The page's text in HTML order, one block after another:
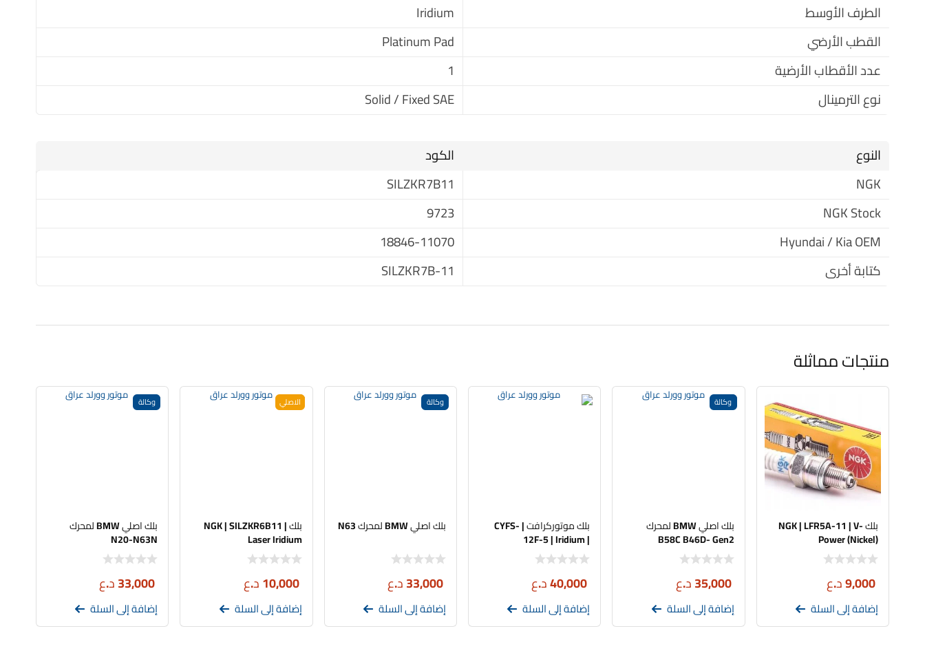
الطرف الأوسط
Iridium
القطب الأرضي
Platinum Pad
عدد الأقطاب الأرضية
1
نوع الترمينال
Solid / Fixed SAE
النوع
الكود
NGK
SILZKR7B11
NGK Stock
9723
Hyundai / Kia OEM
18846-11070
كتابة أخرى
SILZKR7B-11
منتجات مماثلة
بلك NGK | LFR5A-11 | V-
Power (Nickel)
9,000د.ع
إضافة إلى السلة
وكالة
بلك اصلي BMW لمحرك
B58C B46D- Gen2
35,000د.ع
إضافة إلى السلة
بلك موتوركرافت | CYFS-
12F-5 | Iridium |
سيت اربع قطع
40,000د.ع
إضافة إلى السلة
وكالة
بلك اصلي BMW لمحرك N63
33,000د.ع
إضافة إلى السلة
الاصلي
بلك NGK | SILZKR6B11 |
Laser Iridium
10,000د.ع
إضافة إلى السلة
وكالة
بلك اصلي BMW لمحرك
N20-N63N
33,000د.ع
إضافة إلى السلة